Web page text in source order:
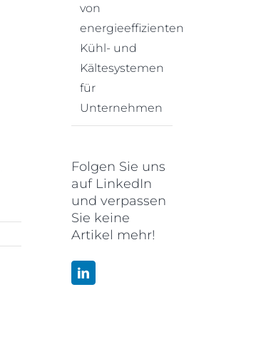
von
energieeffizienten
Kühl- und
Kältesystemen
für
Unternehmen
Folgen Sie uns
auf LinkedIn
und verpassen
Sie keine
Artikel mehr!